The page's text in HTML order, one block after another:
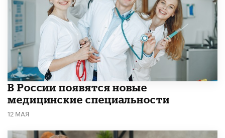
В России появятся новые
медицинские специальности
12 МАЯ